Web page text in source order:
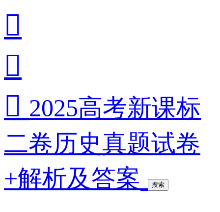


 2025高考新课标
二卷历史真题试卷
+解析及答案
搜索